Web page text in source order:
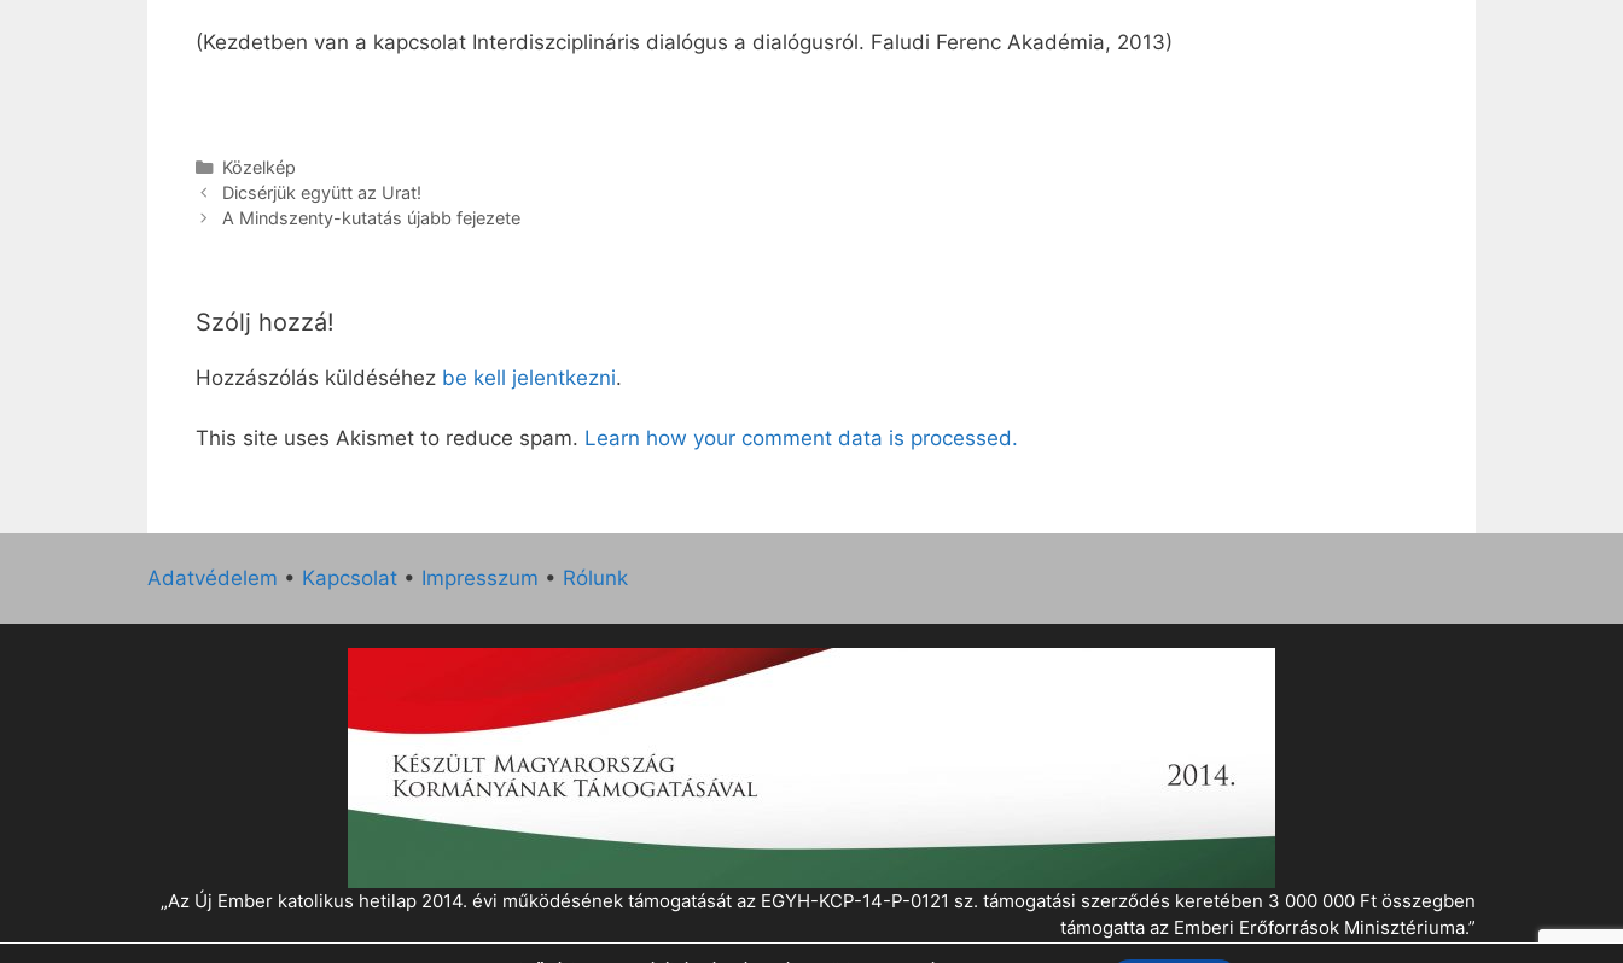
(Kezdetben van a kapcsolat Interdiszciplináris dialógus a dialógusról. Faludi Ferenc Akadémia, 2013)
Kategória
Közelkép
Dicsérjük együtt az Urat!
A Mindszenty-kutatás újabb fejezete
Szólj hozzá!
Hozzászólás küldéséhez be kell jelentkezni.
This site uses Akismet to reduce spam. Learn how your comment data is processed.
Adatvédelem • Kapcsolat • Impresszum • Rólunk
„Az Új Ember katolikus hetilap 2014. évi működésének támogatását az EGYH-KCP-14-P-0121 sz. támogatási szerződés keretében 3 000 000 Ft összegben
támogatta az Emberi Erőforrások Minisztériuma.”